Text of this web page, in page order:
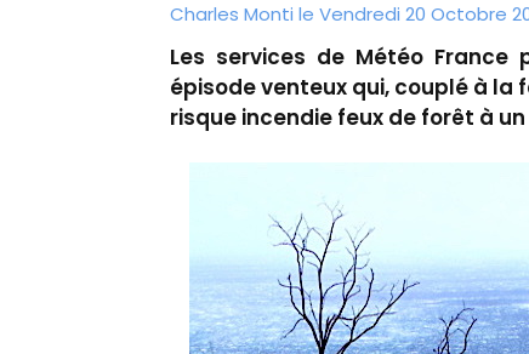
Charles Monti le Vendredi 20 Octobre
Les services de Météo
épisode venteux qui, couplé à
risque incendie feux de forêt à